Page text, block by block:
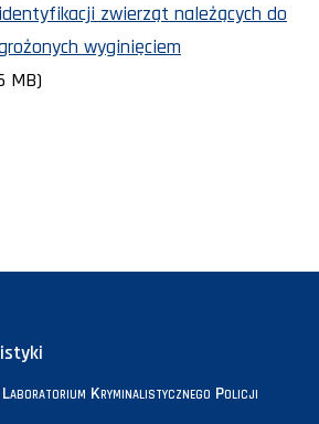
zwierząt należących do
wyginięciem
MB)
Kryminalistycznego Policji